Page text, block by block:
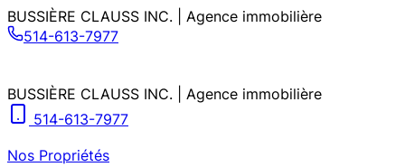
BUSSIÈRE CLAUSS INC. | Agence immobilière
514-613-7977
BUSSIÈRE CLAUSS INC. | Agence immobilière
514-613-7977
Nos Propriétés